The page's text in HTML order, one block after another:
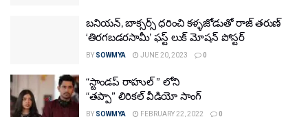
బనియన్, బాక్సర్స్ ధరించి కళ్ళజోడుతో రాజ్ తరుణ్
‘తిరగబడరసామీ’ ఫస్ట్ లుక్ మోషన్ పోస్టర్
BY SOWMYA JUNE 20, 2023 0
“స్టాండప్ రాహుల్ ” లోని
“త‌ప్పా” లిరిక‌ల్ వీడియో సాంగ్‌
BY SOWMYA FEBRUARY 22, 2022 0